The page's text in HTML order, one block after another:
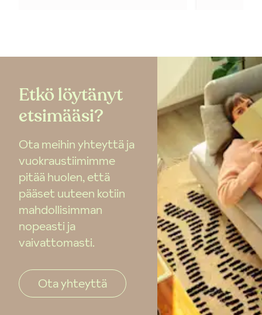
Etkö löytänyt
etsimääsi?
Ota meihin yhteyttä ja
vuokraustiimimme
pitää huolen, että
pääset uuteen kotiin
mahdollisimman
nopeasti ja
vaivattomasti.
Ota yhteyttä